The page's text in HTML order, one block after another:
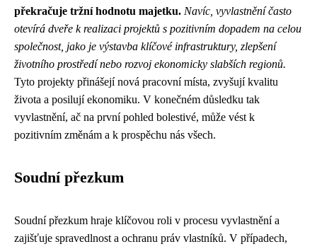
překračuje tržní hodnotu majetku. Navíc, vyvlastnění často
otevírá dveře k realizaci projektů s pozitivním dopadem na celou
společnost, jako je výstavba klíčové infrastruktury, zlepšení
životního prostředí nebo rozvoj ekonomicky slabších regionů.
Tyto projekty přinášejí nová pracovní místa, zvyšují kvalitu
života a posilují ekonomiku. V konečném důsledku tak
vyvlastnění, ač na první pohled bolestivé, může vést k
pozitivním změnám a k prospěchu nás všech.
Soudní přezkum
Soudní přezkum hraje klíčovou roli v procesu vyvlastnění a
zajišťuje spravedlnost a ochranu práv vlastníků. V případech,